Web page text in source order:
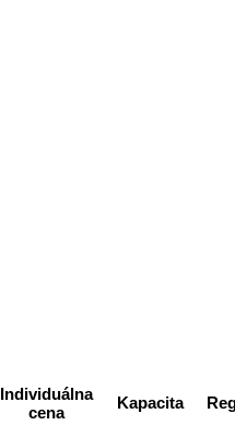
Individuálna
cena
Kapacita